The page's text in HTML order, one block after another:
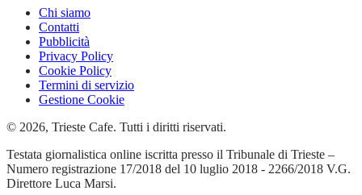
Chi siamo
Contatti
Pubblicità
Privacy Policy
Cookie Policy
Termini di servizio
Gestione Cookie
© 2026, Trieste Cafe. Tutti i diritti riservati.
Testata giornalistica online iscritta presso il Tribunale di Trieste –
Numero registrazione 17/2018 del 10 luglio 2018 - 2266/2018 V.G.
Direttore Luca Marsi.